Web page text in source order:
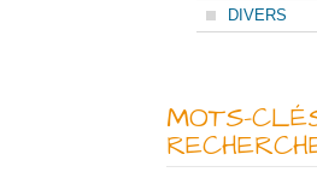
DIVERS
MOTS-